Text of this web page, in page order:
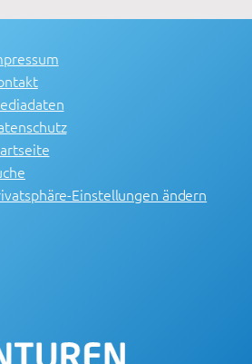
Einstellungen ändern